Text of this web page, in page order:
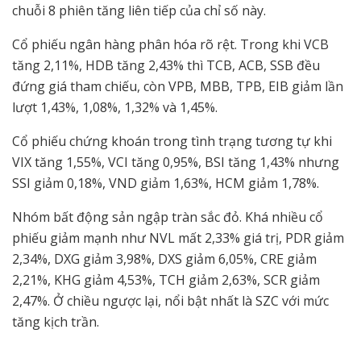
chuỗi 8 phiên tăng liên tiếp của chỉ số này.
Cổ phiếu ngân hàng phân hóa rõ rệt. Trong khi VCB
tăng 2,11%, HDB tăng 2,43% thì TCB, ACB, SSB đều
đứng giá tham chiếu, còn VPB, MBB, TPB, EIB giảm lần
lượt 1,43%, 1,08%, 1,32% và 1,45%.
Cổ phiếu chứng khoán trong tình trạng tương tự khi
VIX tăng 1,55%, VCI tăng 0,95%, BSI tăng 1,43% nhưng
SSI giảm 0,18%, VND giảm 1,63%, HCM giảm 1,78%.
Nhóm bất động sản ngập tràn sắc đỏ. Khá nhiều cổ
phiếu giảm mạnh như NVL mất 2,33% giá trị, PDR giảm
2,34%, DXG giảm 3,98%, DXS giảm 6,05%, CRE giảm
2,21%, KHG giảm 4,53%, TCH giảm 2,63%, SCR giảm
2,47%. Ở chiều ngược lại, nổi bật nhất là SZC với mức
tăng kịch trần.